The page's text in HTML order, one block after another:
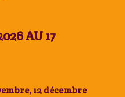
AU 17
12 décembre